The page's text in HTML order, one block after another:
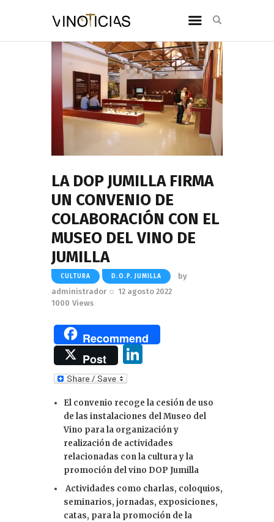
LA DOP JUMILLA FIRMA
UN CONVENIO DE
COLABORACIÓN CON EL
MUSEO DEL VINO DE
JUMILLA
CULTURA D.O.P. JUMILLA
by
administrador
12 agosto 2022
1000 Views
Recommend
Post
k
e
dI
n
El convenio recoge la cesión de uso
de las instalaciones del Museo del
Vino para la organización y
realización de actividades
relacionadas con la cultura y la
promoción del vino DOP Jumilla
Actividades como charlas, coloquios,
seminarios, jornadas, exposiciones,
catas, para la promoción de la